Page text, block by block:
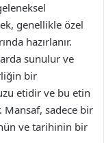
genellikle özel
hazırlanır.
sunulur ve
bir
etidir ve bu etin
Mansaf, sadece bir
ve tarihinin bir